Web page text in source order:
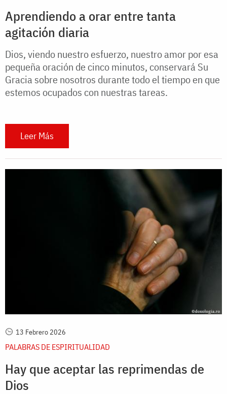
Aprendiendo a orar entre tanta
agitación diaria
Dios, viendo nuestro esfuerzo, nuestro amor por esa
pequeña oración de cinco minutos, conservará Su
Gracia sobre nosotros durante todo el tiempo en que
estemos ocupados con nuestras tareas.
Leer Más
13 Febrero 2026
PALABRAS DE ESPIRITUALIDAD
Hay que aceptar las reprimendas de
Dios